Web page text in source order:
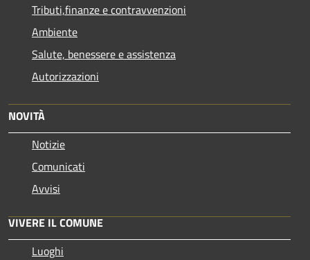
Tributi,finanze e contravvenzioni
Ambiente
Salute, benessere e assistenza
Autorizzazioni
NOVITÀ
Notizie
Comunicati
Avvisi
VIVERE IL COMUNE
Luoghi